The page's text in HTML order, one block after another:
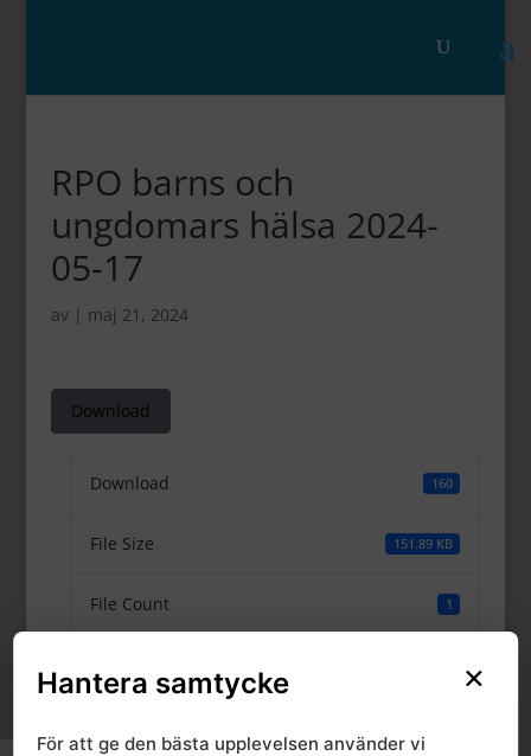
RPO barns och
ungdomars hälsa 2024-
05-17
av | maj 21, 2024
Download
Download 160
File Size 151.89 KB
File Count 1
×
Hantera samtycke
För att ge den bästa upplevelsen använder vi